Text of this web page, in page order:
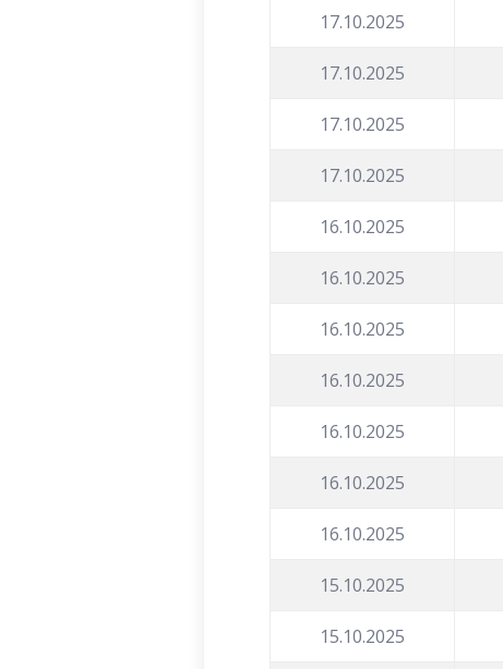
17.10.2025
17.10.2025
17.10.2025
17.10.2025
16.10.2025
16.10.2025
16.10.2025
16.10.2025
16.10.2025
16.10.2025
16.10.2025
15.10.2025
15.10.2025